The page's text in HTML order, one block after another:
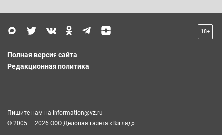
18+
Полная версия сайта
Редакционная политика
Пишите нам на information@vz.ru
© 2005 — 2026 ООО Деловая газета «Взгляд»